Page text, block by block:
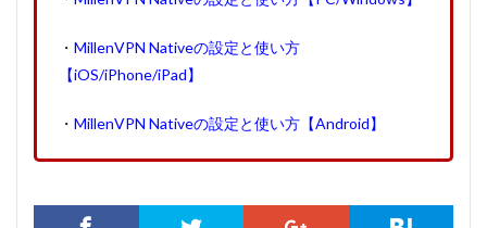
・ MillenVPN Nativeの設定と使い方
【iOS/iPhone/iPad】
・ MillenVPN Nativeの設定と使い方【Android】